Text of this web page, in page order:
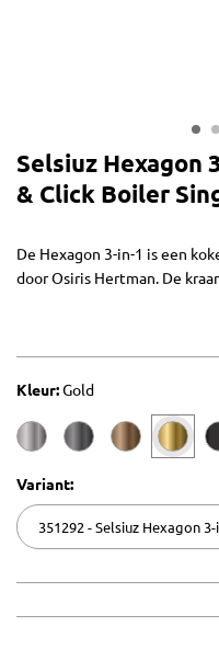
Selsiuz Hexagon
& Click Boiler
De Hexagon 3-in-1 is een
door Osiris Hertman. De
Hexagon 3-in-1 wordt
Kleur:Gold
Variant: